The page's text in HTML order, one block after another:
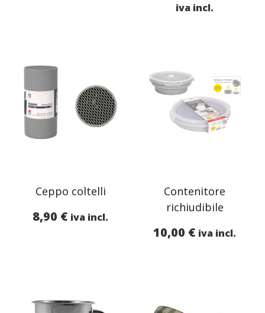
iva incl.
Ceppo coltelli
8,90 € iva incl.
Contenitore
richiudibile
10,00 € iva incl.